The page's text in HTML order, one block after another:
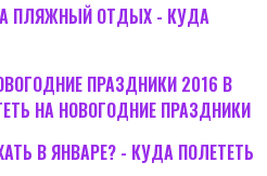
ПЛЯЖНЫЙ ОТДЫХ - КУДА
ПРАЗДНИКИ 2016 В
НА НОВОГОДНИЕ ПРАЗДНИКИ
В ЯНВАРЕ? - КУДА ПОЛЕТЕТЬ